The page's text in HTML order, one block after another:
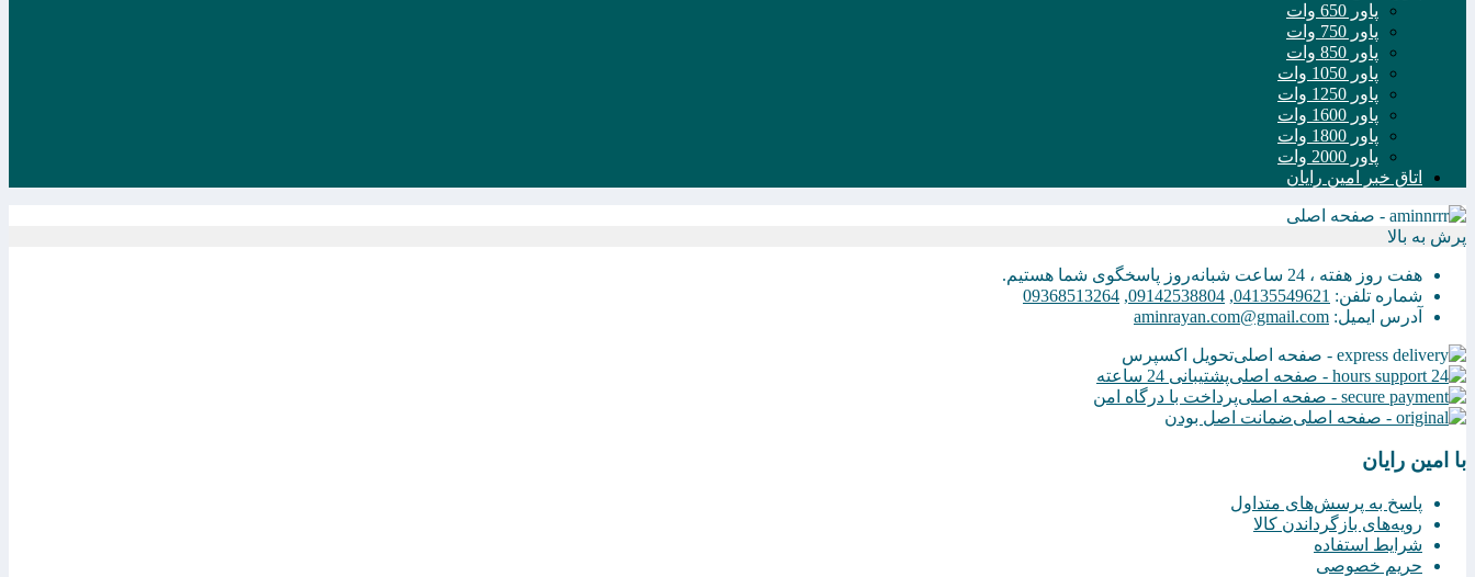
پاور 650 وات
پاور 750 وات
پاور 850 وات
پاور 1050 وات
پاور 1250 وات
پاور 1600 وات
پاور 1800 وات
پاور 2000 وات
اتاق خبر امین رایان
پرش به بالا
هفت روز هفته ، 24 ساعت شبانه‌روز پاسخگوی شما هستیم.
شماره تلفن: 04135549621
,
09142538804
,
09368513264
آدرس ایمیل: aminrayan.com@gmail.com
تحویل اکسپرس
پشتیبانی 24 ساعته
پرداخت با درگاه امن
ضمانت اصل بودن
با امین رایان
پاسخ به پرسش‌های متداول
رویه‌های بازگرداندن کالا
شرایط استفاده
حریم خصوصی